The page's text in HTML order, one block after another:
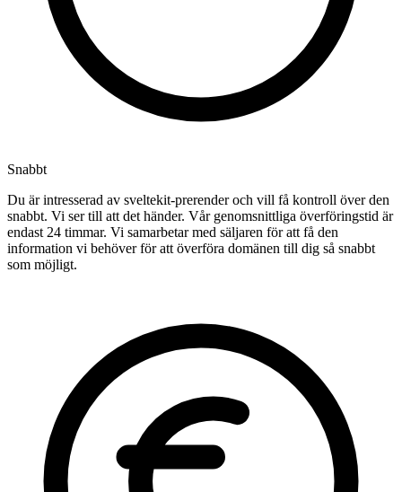
Snabbt
Du är intresserad av sveltekit-prerender och vill få kontroll över den
snabbt. Vi ser till att det händer. Vår genomsnittliga överföringstid är
endast 24 timmar. Vi samarbetar med säljaren för att få den
information vi behöver för att överföra domänen till dig så snabbt
som möjligt.